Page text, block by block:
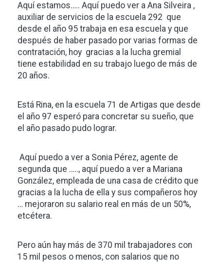
Aquí estamos….. Aquí puedo ver a Ana Silveira ,
auxiliar de servicios de la escuela 292 que
desde el año 95 trabaja en esa escuela y que
después de haber pasado por varias formas de
contratación, hoy gracias a la lucha gremial
tiene estabilidad en su trabajo luego de más de
20 años.
Está Rina, en la escuela 71 de Artigas que desde
el año 97 esperó para concretar su sueño, que
el año pasado pudo lograr.
Aquí puedo a ver a Sonia Pérez, agente de
segunda que ….., aquí puedo a ver a Mariana
González, empleada de una casa de crédito que
gracias a la lucha de ella y sus compañeros hoy
… mejoraron su salario real en más de un 50%,
etcétera.
Pero aún hay más de 370 mil trabajadores con
15 mil pesos o menos, con salarios que no